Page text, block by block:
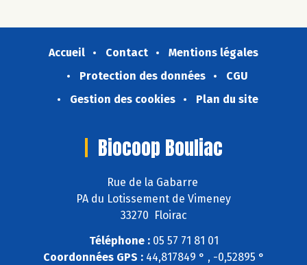
Accueil Contact
Mentions légales
Protection des données
CGU
Gestion des cookies
Plan du site
Biocoop Bouliac
Rue de la Gabarre
PA du Lotissement de Vimeney
33270 Floirac
Téléphone :05 57 71 81 01
Coordonnées GPS :44,817849 ° , -0,52895 °